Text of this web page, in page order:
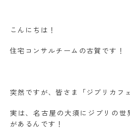
こんにちは！
住宅コンサルチームの古賀です！
突然ですが、皆さま「ジブリカフ
実は、名古屋の大須にジブリの世
があるんです！